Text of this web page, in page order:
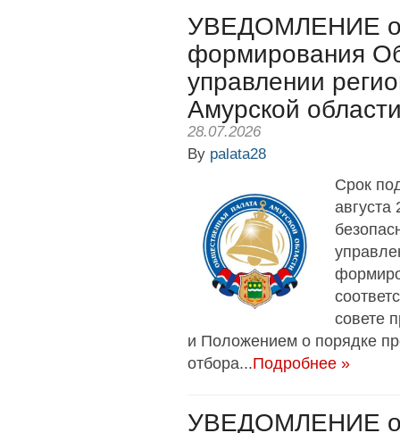
УВЕДОМЛЕНИЕ о
формирования
управлении
Амурской
28.07.2026
By palata28
Срок
августа
совете
и Положением о порядке
отбора...Подробнее »
УВЕДОМЛЕНИЕ о